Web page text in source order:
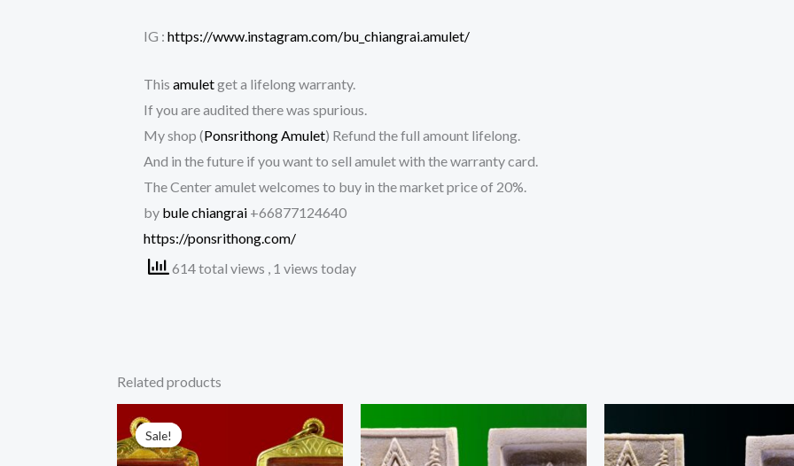
IG : https://www.instagram.com/bu_chiangrai.amulet/
This amuletget a lifelong warranty.
If you are audited there was spurious.
My shop (Ponsrithong Amulet) Refund the full amount lifelong.
And in the future if you want to sell amulet with the warranty card.
The Center amulet welcomes to buy in the market price of 20%.
by bule chiangrai +66877124640
https://ponsrithong.com/
614 total views , 1 views today
Related products
Sale!
Sale!
price
was:
฿9,000.00.
฿8,000.00.